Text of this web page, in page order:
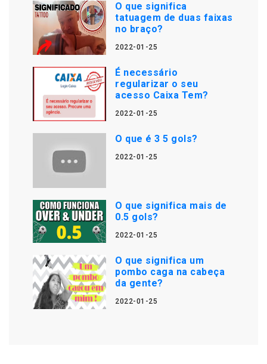
O que significa
tatuagem de duas faixas
no braço?
2022-01-25
É necessário
regularizar o seu
acesso Caixa Tem?
2022-01-25
O que é 3 5 gols?
2022-01-25
O que significa mais de
0.5 gols?
2022-01-25
O que significa um
pombo caga na cabeça
da gente?
2022-01-25